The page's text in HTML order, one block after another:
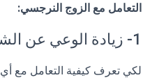
التعامل مع الزوج النرجسي:
1- زيادة الوعي عن الشخصية النرجسية
لكي تعرف كيفية التعامل مع